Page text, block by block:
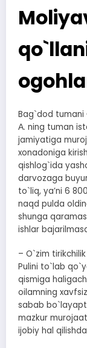
Bag`dod tumani
А. ning tuman
jamiyatiga
xonadoniga
qishlog`ida
darvozaga
to`liq, yaʼni 6
naqd pulda
shunga
ishlar
– O`zim
Pulini to`lab
qismiga
oilamning
sabab
mazkur
ijobiy hal